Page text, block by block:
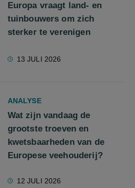
Europa vraagt land- en
tuinbouwers om zich
sterker te verenigen
13 JULI 2026
ANALYSE
Wat zijn vandaag de
grootste troeven en
kwetsbaarheden van de
Europese veehouderij?
12 JULI 2026